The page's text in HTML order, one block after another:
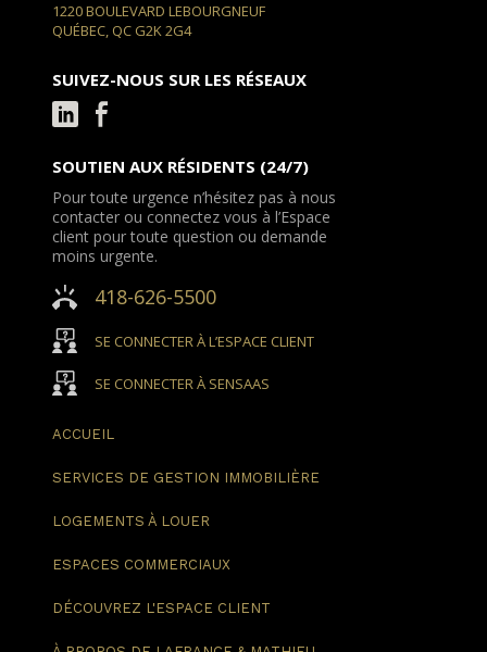
1220 BOULEVARD LEBOURGNEUF
QUÉBEC, QC G2K 2G4
SUIVEZ-NOUS SUR LES RÉSEAUX
SOUTIEN AUX RÉSIDENTS (24/7)
Pour toute urgence n’hésitez pas à nous
contacter ou connectez vous à l’Espace
client pour toute question ou demande
moins urgente.
418-626-5500
SE CONNECTER À L’ESPACE CLIENT
SE CONNECTER À SENSAAS
ACCUEIL
SERVICES DE GESTION IMMOBILIÈRE
LOGEMENTS À LOUER
ESPACES COMMERCIAUX
DÉCOUVREZ L'ESPACE CLIENT